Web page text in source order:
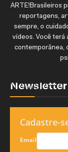
ARTE!Brasileiros
reportagens,
sempre, o
vídeos. Você terá
contemporânea,
Newsletter
Cadastre-
Email